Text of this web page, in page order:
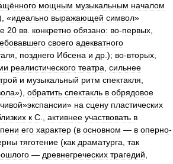
мощным музыкальным началом
«идеально выражающей символ»
20 вв конкретно обязано: во-первых
своего адекватного
позднего Ибсена и др .); во-вторых
реалистического театра сильнее
и музыкальный ритм спектакля
»), обратить спектакль в обрядовое
»экспансии» на сцену пластических
к С активнее участвовать в
его характер (в основном — в оперно-
тяготение (как драматурга так
— древнегреческих трагедий